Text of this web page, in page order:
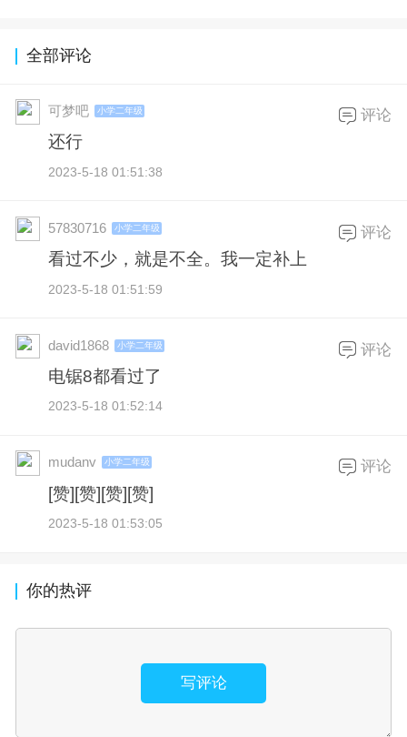
全部评论
可梦吧 小学二年级
还行
2023-5-18 01:51:38
评论
57830716 小学二年级
看过不少，就是不全。我一定补上
2023-5-18 01:51:59
评论
david1868 小学二年级
电锯8都看过了
2023-5-18 01:52:14
评论
mudanv 小学二年级
[赞][赞][赞][赞]
2023-5-18 01:53:05
评论
你的热评
写评论